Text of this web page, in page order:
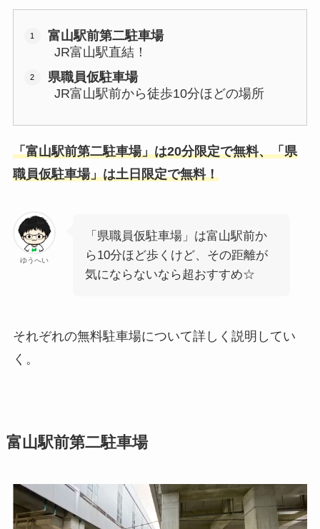
富山駅前第二駐車場
JR富山駅直結！
県職員仮駐車場
JR富山駅前から徒歩10分ほどの場所
「富山駅前第二駐車場」は20分限定で無料、「県
職員仮駐車場」は土日限定で無料！
ゆうへい
「県職員仮駐車場」は富山駅前か
ら10分ほど歩くけど、その距離が
気にならないなら超おすすめ☆
それぞれの無料駐車場について詳しく説明してい
く。
富山駅前第二駐車場